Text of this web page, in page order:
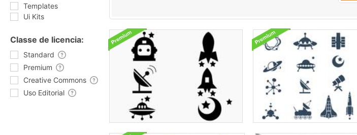
Templates
Ui Kits
Classe de licencia:
Standard
Premium
Creative Commons
Uso Editorial